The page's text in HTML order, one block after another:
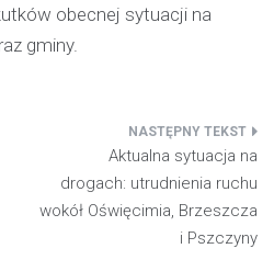
obecnej sytuacji na
gminy.
Aktualna sytuacja na
drogach: utrudnienia ruchu
wokół Oświęcimia, Brzeszcza
i Pszczyny